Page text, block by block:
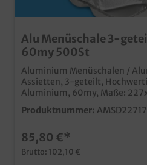
Alu Menüschale 3-
60my 500St
Aluminium Menüschalen /
Assietten, 3-geteilt,
Aluminium, 60my, Maße:
500 Stück im Karton Ideal für den Einsatz in
Gastronomie, Imbiss und Außerhaus
sicherer Transport (stapelbar) mit passendem
Aluminiumdeckel oder
verschließbar
Produktnummer:
85,80 €*
Brutto: 102,10 €